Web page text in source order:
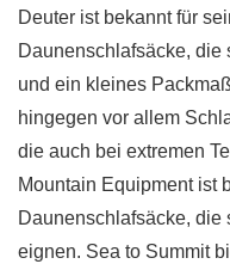
Deuter ist bekannt für
Daunenschlafsäcke,
und ein kleines
hingegen vor allem
die auch bei extremen
Mountain Equipment ist
Daunenschlafsäcke, die
eignen. Sea to Summit